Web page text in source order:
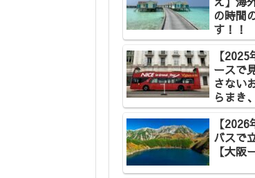
の時間
す！！
【
ースで
さない
らまき
【
バスで
【大阪